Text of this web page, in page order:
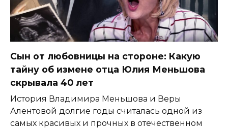
Сын от любовницы на стороне: Какую
тайну об измене отца Юлия Меньшова
скрывала 40 лет
История Владимира Меньшова и Веры
Алентовой долгие годы считалась одной из
самых красивых и прочных в отечественном